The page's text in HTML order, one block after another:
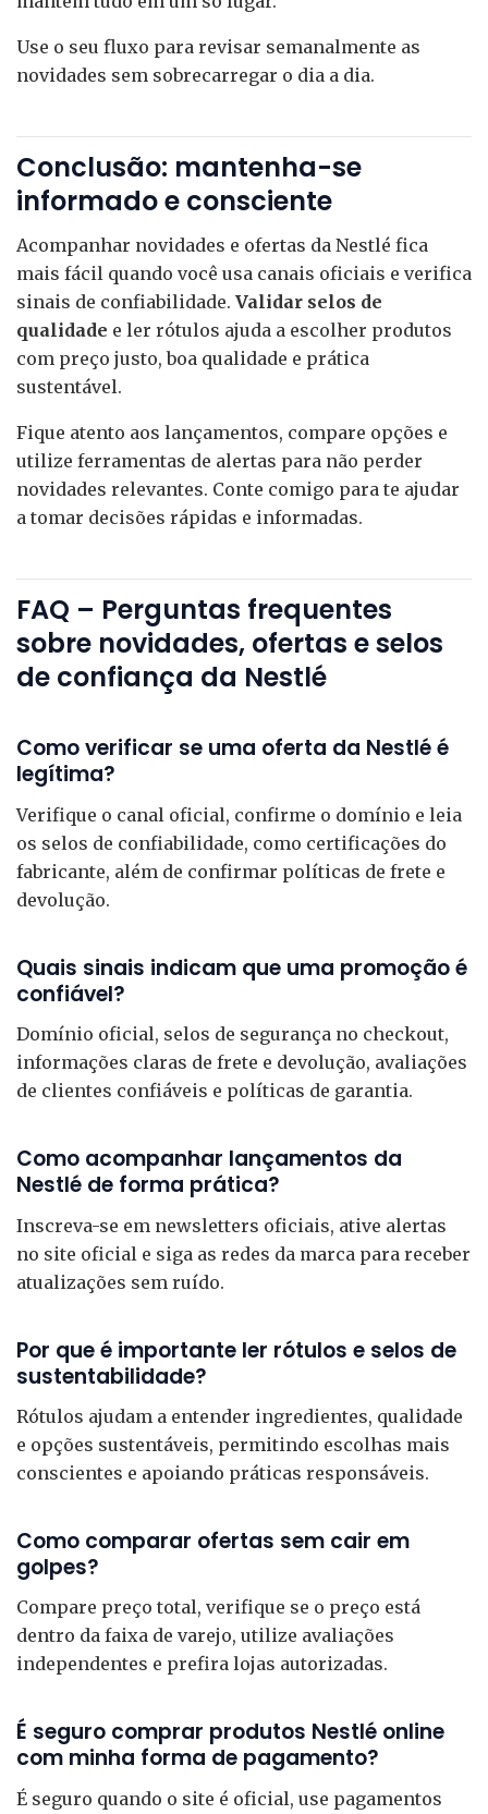
Use o seu fluxo para revisar semanalmente as
novidades sem sobrecarregar o dia a dia.
Conclusão: mantenha-se
informado e consciente
Acompanhar novidades e ofertas da Nestlé fica
mais fácil quando você usa canais oficiais e verifica
sinais de confiabilidade. Validar selos de
qualidade e ler rótulos ajuda a escolher produtos
com preço justo, boa qualidade e prática
sustentável.
Fique atento aos lançamentos, compare opções e
utilize ferramentas de alertas para não perder
novidades relevantes. Conte comigo para te ajudar
a tomar decisões rápidas e informadas.
FAQ – Perguntas frequentes
sobre novidades, ofertas e selos
de confiança da Nestlé
Como verificar se uma oferta da Nestlé é
legítima?
Verifique o canal oficial, confirme o domínio e leia
os selos de confiabilidade, como certificações do
fabricante, além de confirmar políticas de frete e
devolução.
Quais sinais indicam que uma promoção é
confiável?
Domínio oficial, selos de segurança no checkout,
informações claras de frete e devolução, avaliações
de clientes confiáveis e políticas de garantia.
Como acompanhar lançamentos da
Nestlé de forma prática?
Inscreva-se em newsletters oficiais, ative alertas
no site oficial e siga as redes da marca para receber
atualizações sem ruído.
Por que é importante ler rótulos e selos de
sustentabilidade?
Rótulos ajudam a entender ingredientes, qualidade
e opções sustentáveis, permitindo escolhas mais
conscientes e apoiando práticas responsáveis.
Como comparar ofertas sem cair em
golpes?
Compare preço total, verifique se o preço está
dentro da faixa de varejo, utilize avaliações
independentes e prefira lojas autorizadas.
É seguro comprar produtos Nestlé online
com minha forma de pagamento?
É seguro quando o site é oficial, use pagamentos